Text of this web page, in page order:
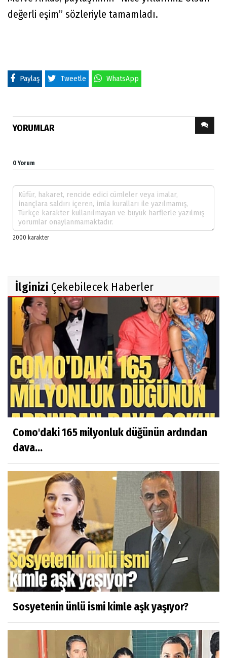
değerli eşim” sözleriyle tamamladı.
Paylaş Tweetle WhatsApp
YORUMLAR
0 Yorum
İlginizi Çekebilecek Haberler
Como'daki 165 milyonluk düğünün ardından
dava...
Sosyetenin ünlü ismi kimle aşk yaşıyor?